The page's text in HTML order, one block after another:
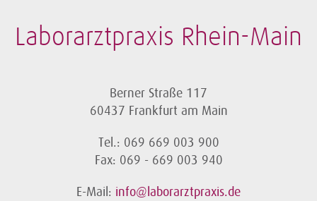
Laborarztpraxis Rhein-Main
Berner Straße 117
60437 Frankfurt am Main
Tel.: 069 669 003 900
Fax: 069 - 669 003 940
E-Mail: info@laborarztpraxis.de